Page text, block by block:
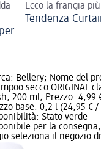
Ecco la frangia
Tendenza
Bellery; Nome del
secco ORIGINAL
200 ml; Prezzo: 4,99
base: 0,2 l (24,95 € /
Stato verde
per la
seleziona il negozio